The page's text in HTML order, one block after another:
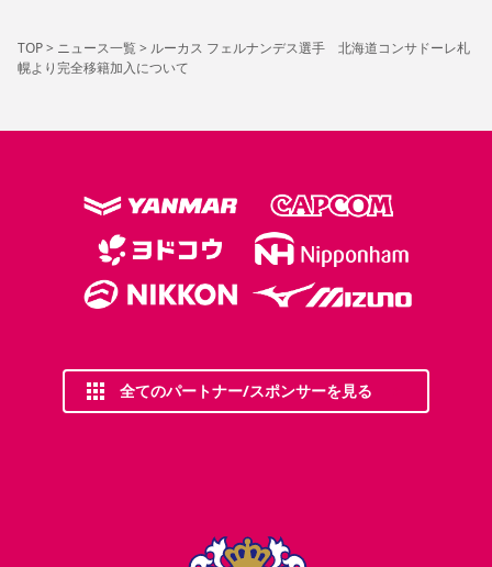
TOP> ニュース一覧> ルーカス フェルナンデス選手 北海道コンサドーレ札
幌より完全移籍加入について
全てのパートナー/スポンサーを見る